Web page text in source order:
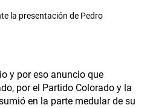
la presentación de Pedro
y por eso anuncio que
por el Partido Colorado y la
en la parte medular de su